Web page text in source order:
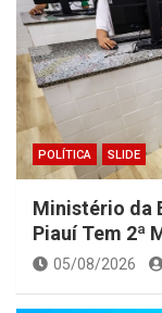
POLÍTICA SLIDE
Ministério da
Piauí Tem 2ª
05/08/2026